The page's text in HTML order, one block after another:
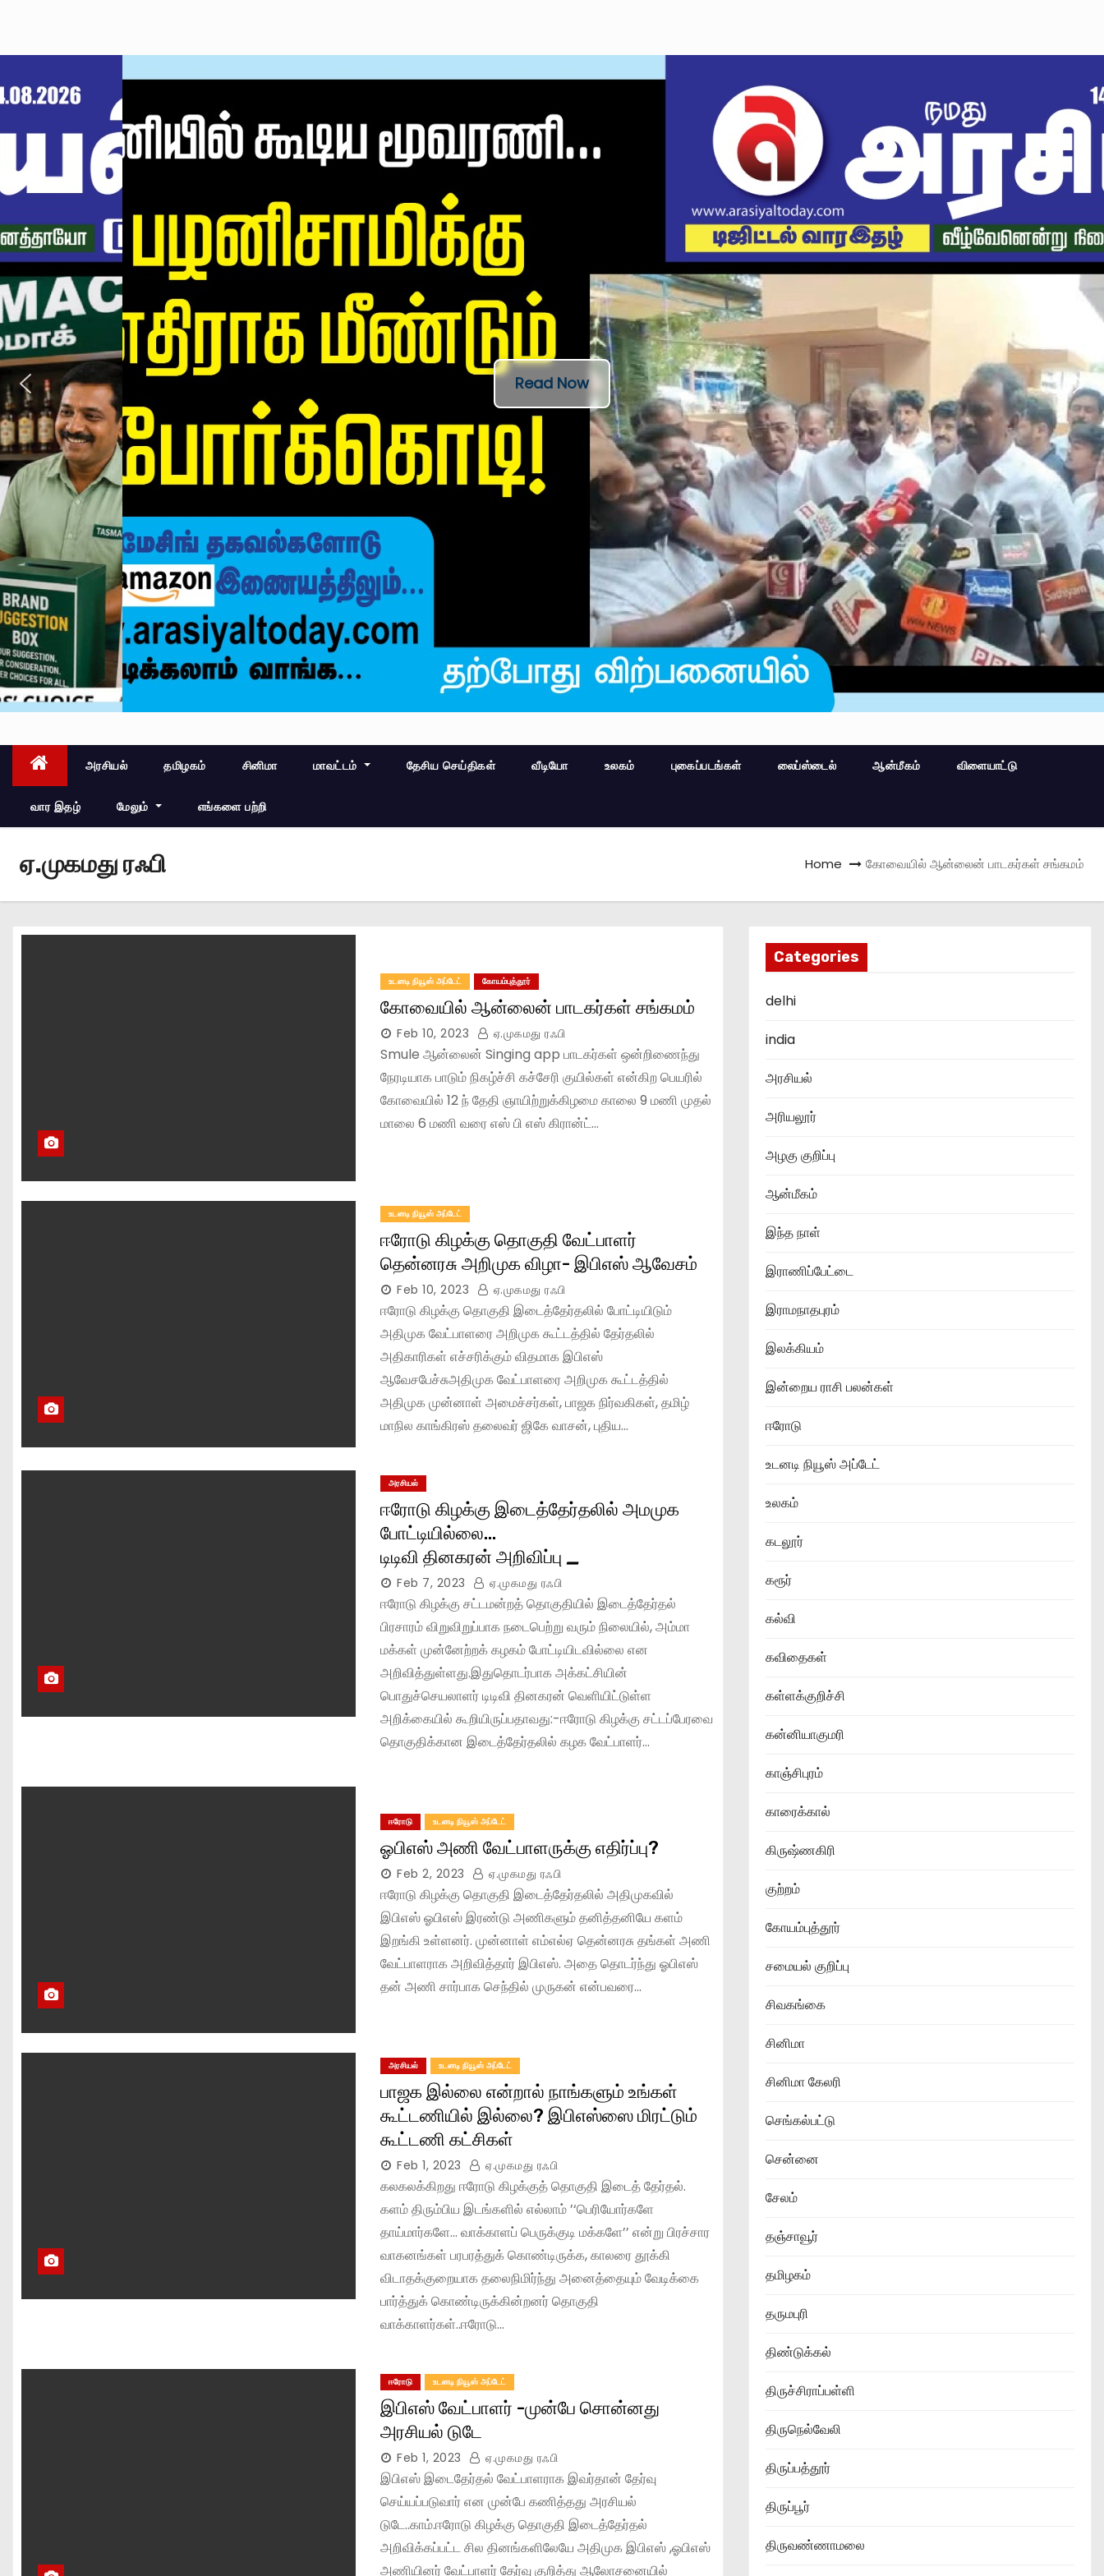
Read Now
அரசியல் தமிழகம் சினிமா மாவட்டம் தேசிய செய்திகள் வீடியோ உலகம் புகைப்படங்கள் லைப்ஸ்டைல் ஆன்மீகம் விளையாட்டு
வார இதழ் மேலும் எங்களை பற்றி
ஏ.முகமது ரஃபி Home கோவையில் ஆன்லைன் பாடகர்கள் சங்கமம்
உடனடி நியூஸ் அப்டேட் கோயம்புத்தூர்
கோவையில் ஆன்லைன் பாடகர்கள் சங்கமம்
Feb 10, 2023 ஏ.முகமது ரஃபி
Smule ஆன்லைன் Singing app பாடகர்கள் ஒன்றிணைந்து
நேரடியாக பாடும் நிகழ்ச்சி கச்சேரி குயில்கள் என்கிற பெயரில்
கோவையில் 12 ந் தேதி ஞாயிற்றுக்கிழமை காலை 9 மணி முதல்
மாலை 6 மணி வரை எஸ் பி எஸ் கிரான்ட்…
உடனடி நியூஸ் அப்டேட்
ஈரோடு கிழக்கு தொகுதி வேட்பாளர்
தென்னரசு அறிமுக விழா- இபிஎஸ் ஆவேசம்
Feb 10, 2023 ஏ.முகமது ரஃபி
ஈரோடு கிழக்கு தொகுதி இடைத்தேர்தலில் போட்டியிடும்
அதிமுக வேட்பாளரை அறிமுக கூட்டத்தில் தேர்தலில்
அதிகாரிகள் எச்சரிக்கும் விதமாக இபிஎஸ்
ஆவேசபேச்சுஅதிமுக வேட்பாளரை அறிமுக கூட்டத்தில்
அதிமுக முன்னாள் அமைச்சர்கள், பாஜக நிர்வகிகள், தமிழ்
மாநில காங்கிரஸ் தலைவர் ஜிகே வாசன், புதிய…
அரசியல்
ஈரோடு கிழக்கு இடைத்தேர்தலில் அமமுக
போட்டியில்லை…
டிடிவி தினகரன் அறிவிப்பு _
Feb 7, 2023 ஏ.முகமது ரஃபி
ஈரோடு கிழக்கு சட்டமன்றத் தொகுதியில் இடைத்தேர்தல்
பிரசாரம் விறுவிறுப்பாக நடைபெற்று வரும் நிலையில், அம்மா
மக்கள் முன்னேற்றக் கழகம் போட்டியிடவில்லை என
அறிவித்துள்ளது.இதுதொடர்பாக அக்கட்சியின்
பொதுச்செயலாளர் டிடிவி தினகரன் வெளியிட்டுள்ள
அறிக்கையில் கூறியிருப்பதாவது:-ஈரோடு கிழக்கு சட்டப்பேரவை
தொகுதிக்கான இடைத்தேர்தலில் கழக வேட்பாளர்…
ஈரோடு உடனடி நியூஸ் அப்டேட்
ஓபிஎஸ் அணி வேட்பாளருக்கு எதிர்ப்பு?
Feb 2, 2023 ஏ.முகமது ரஃபி
ஈரோடு கிழக்கு தொகுதி இடைத்தேர்தலில் அதிமுகவில்
இபிஎஸ் ஓபிஎஸ் இரண்டு அணிகளும் தனித்தனியே களம்
இறங்கி உள்ளனர். முன்னாள் எம்எல்ஏ தென்னரசு தங்கள் அணி
வேட்பாளராக அறிவித்தார் இபிஎஸ். அதை தொடர்ந்து ஓபிஎஸ்
தன் அணி சார்பாக செந்தில் முருகன் என்பவரை…
அரசியல் உடனடி நியூஸ் அப்டேட்
பாஜக இல்லை என்றால் நாங்களும் உங்கள்
கூட்டணியில் இல்லை? இபிஎஸ்ஸை மிரட்டும்
கூட்டணி கட்சிகள்
Feb 1, 2023 ஏ.முகமது ரஃபி
கலகலக்கிறது ஈரோடு கிழக்குத் தொகுதி இடைத் தேர்தல்.
களம் திரும்பிய இடங்களில் எல்லாம் ’‘பெரியோர்களே
தாய்மார்களே… வாக்காளப் பெருக்குடி மக்களே’’ என்று பிரச்சார
வாகனங்கள் பரபரத்துக் கொண்டிருக்க, காலரை தூக்கி
விடாதக்குறையாக தலைநிமிர்ந்து அனைத்தையும் வேடிக்கை
பார்த்துக் கொண்டிருக்கின்றனர் தொகுதி
வாக்காளர்கள்..ஈரோடு…
ஈரோடு உடனடி நியூஸ் அப்டேட்
இபிஎஸ் வேட்பாளர் -முன்பே சொன்னது
அரசியல் டுடே
Feb 1, 2023 ஏ.முகமது ரஃபி
இபிஎஸ் இடைதேர்தல் வேட்பாளராக இவர்தான் தேர்வு
செய்யப்படுவார் என முன்பே கணித்தது அரசியல்
டுடே..காம்.ஈரோடு கிழக்கு தொகுதி இடைத்தேர்தல்
அறிவிக்கப்பட்ட சில தினங்களிலேயே அதிமுக இபிஎஸ் ,ஓபிஎஸ்
அணியினர் வேட்பாளர் தேர்வு குறித்து ஆலோசனையில்
Categories
delhi
india
அரசியல்
அரியலூர்
அழகு குறிப்பு
ஆன்மீகம்
இந்த நாள்
இராணிப்பேட்டை
இராமநாதபுரம்
இலக்கியம்
இன்றைய ராசி பலன்கள்
ஈரோடு
உடனடி நியூஸ் அப்டேட்
உலகம்
கடலூர்
கரூர்
கல்வி
கவிதைகள்
கள்ளக்குறிச்சி
கன்னியாகுமரி
காஞ்சிபுரம்
காரைக்கால்
கிருஷ்ணகிரி
குற்றம்
கோயம்புத்தூர்
சமையல் குறிப்பு
சிவகங்கை
சினிமா
சினிமா கேலரி
செங்கல்பட்டு
சென்னை
சேலம்
தஞ்சாவூர்
தமிழகம்
தருமபுரி
திண்டுக்கல்
திருச்சிராப்பள்ளி
திருநெல்வேலி
திருப்பத்தூர்
திருப்பூர்
திருவண்ணாமலை